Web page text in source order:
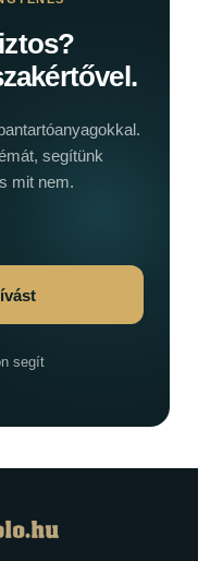
segítünk
mit nem.
segít